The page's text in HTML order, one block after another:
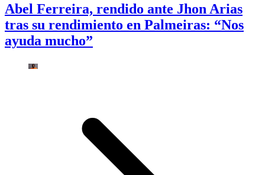
Abel Ferreira, rendido ante Jhon Arias
tras su rendimiento en Palmeiras: “Nos
ayuda mucho”